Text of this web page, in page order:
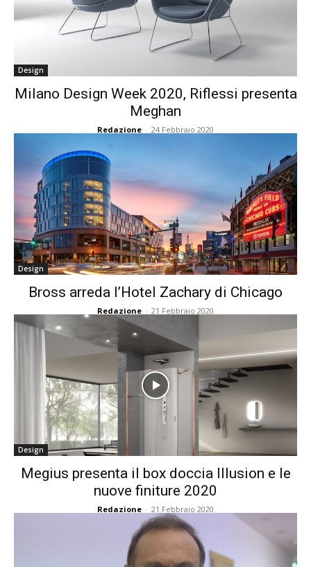
Design
Milano Design Week 2020, Riflessi presenta
Meghan
Redazione - 24 Febbraio 2020
Design
Bross arreda l’Hotel Zachary di Chicago
Redazione - 21 Febbraio 2020
Design
Megius presenta il box doccia Illusion e le
nuove finiture 2020
Redazione - 21 Febbraio 2020